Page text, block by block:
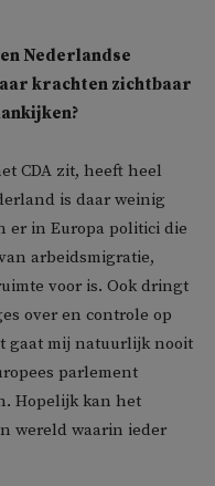
Nederlandse
krachten zichtbaar
CDA zit, heeft heel
is daar weinig
er in Europa politici die
arbeidsmigratie,
voor is. Ook dringt
over en controle op
gaat mij natuurlijk nooit
parlement
Hopelijk kan het
wereld waarin ieder